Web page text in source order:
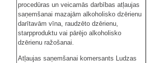
procedūras un veicamās darbības atļaujas
saņemšanai mazajām alkoholisko dzērienu
darītavām vīna, raudzēto dzērienu,
starpproduktu vai pārējo alkoholisko
dzērienu ražošanai.
Atļaujas saņemšanai komersants Ludzas